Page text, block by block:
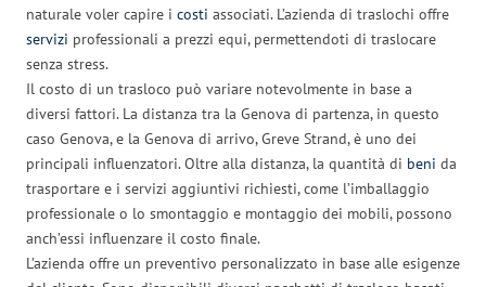
naturale voler capire i costi associati. L’azienda di traslochi offre
servizi professionali a prezzi equi, permettendoti di traslocare
senza stress.
Il costo di un trasloco può variare notevolmente in base a
diversi fattori. La distanza tra la Genova di partenza, in questo
caso Genova, e la Genova di arrivo, Greve Strand, è uno dei
principali influenzatori. Oltre alla distanza, la quantità di beni da
trasportare e i servizi aggiuntivi richiesti, come l’imballaggio
professionale o lo smontaggio e montaggio dei mobili, possono
anch’essi influenzare il costo finale.
L’azienda offre un preventivo personalizzato in base alle esigenze